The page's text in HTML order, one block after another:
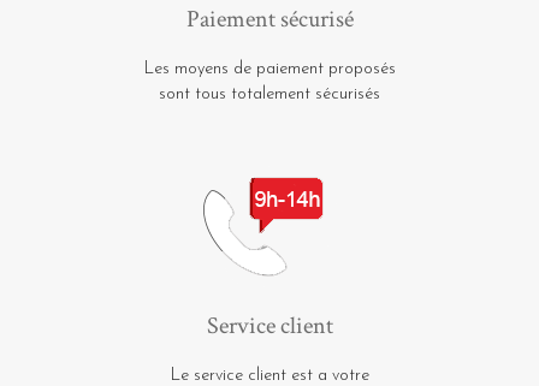
Paiement sécurisé
Les moyens de paiement proposés
sont tous totalement sécurisés
Service client
Le service client est a votre